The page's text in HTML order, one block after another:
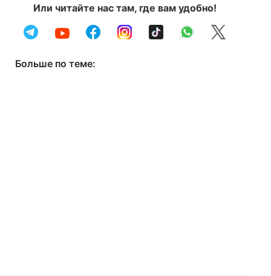
Или читайте нас там, где вам удобно!
Больше по теме: